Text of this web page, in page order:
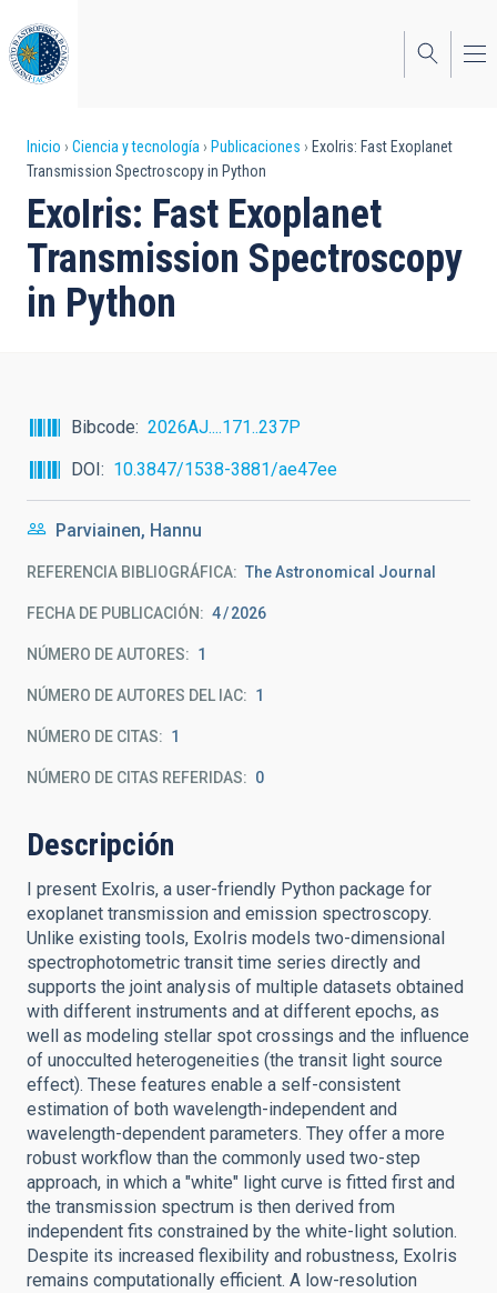
al
contenido
principal
Sobrescribir
enlaces
de
ayuda
a
Inicio Ciencia y tecnología Publicaciones
ExoIris: Fast Exoplanet
Transmission Spectroscopy in Python
ExoIris: Fast Exoplanet
Transmission Spectroscopy
in Python
Bibcode
2026AJ....171..237P
DOI
10.3847/1538-3881/ae47ee
Parviainen, Hannu
REFERENCIA BIBLIOGRÁFICA The Astronomical Journal
FECHA DE PUBLICACIÓN: 4 2026
NÚMERO DE AUTORES 1
NÚMERO DE AUTORES DEL IAC 1
NÚMERO DE CITAS 1
NÚMERO DE CITAS REFERIDAS 0
Descripción
I present ExoIris, a user-friendly Python package for
exoplanet transmission and emission spectroscopy.
Unlike existing tools, ExoIris models two-dimensional
spectrophotometric transit time series directly and
supports the joint analysis of multiple datasets obtained
with different instruments and at different epochs, as
well as modeling stellar spot crossings and the influence
of unocculted heterogeneities (the transit light source
effect). These features enable a self-consistent
estimation of both wavelength-independent and
wavelength-dependent parameters. They offer a more
robust workflow than the commonly used two-step
approach, in which a "white" light curve is fitted first and
the transmission spectrum is then derived from
independent fits constrained by the white-light solution.
Despite its increased flexibility and robustness, ExoIris
remains computationally efficient. A low-resolution